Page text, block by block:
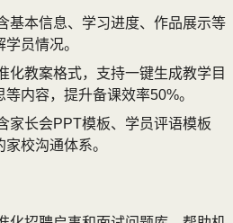
基本信息、学习进度、作品展示等
员情况。
化教案格式，支持一键生成教学目
内容，提升备课效率50%。
家长会PPT模板、学员评语模板
校沟通体系。